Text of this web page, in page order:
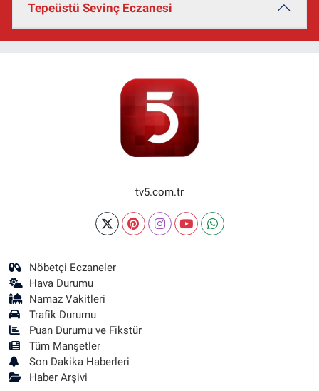
Tepeüstü Sevinç Eczanesi
tv5.com.tr
Nöbetçi Eczaneler
Hava Durumu
Namaz Vakitleri
Trafik Durumu
Puan Durumu ve Fikstür
Tüm Manşetler
Son Dakika Haberleri
Haber Arşivi